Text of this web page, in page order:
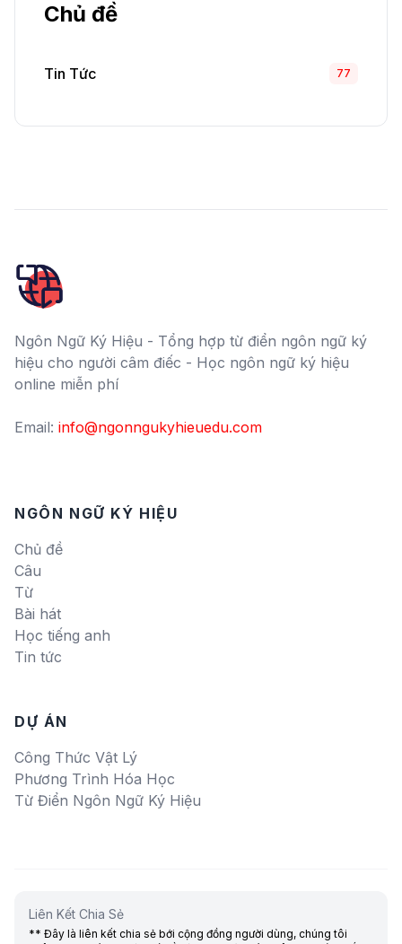
Chủ đề
Tin Tức 77
Ngôn Ngữ Ký Hiệu - Tổng hợp từ điển ngôn ngữ ký
hiệu cho người câm điếc - Học ngôn ngữ ký hiệu
online miễn phí
Email: info@ngonngukyhieuedu.com
NGÔN NGỮ KÝ HIỆU
Chủ đề
Câu
Từ
Bài hát
Học tiếng anh
Tin tức
DỰ ÁN
Công Thức Vật Lý
Phương Trình Hóa Học
Từ Điển Ngôn Ngữ Ký Hiệu
Liên Kết Chia Sẻ
** Đây là liên kết chia sẻ bới cộng đồng người dùng, chúng tôi